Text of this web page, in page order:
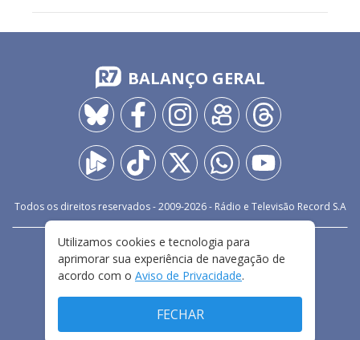
BALANÇO GERAL
Todos os direitos reservados - 2009-2026- Rádio e Televisão Record S.A
FALE CONOSCO
PRIVACIDADE
TERMOS E CONDIÇÕES DE USO
Utilizamos cookies e tecnologia para
aprimorar sua experiência de navegação de
acordo com o Aviso de Privacidade.
FECHAR